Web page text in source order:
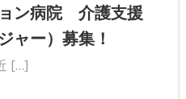
ン病院 介護支援
ャー）募集！
[…]